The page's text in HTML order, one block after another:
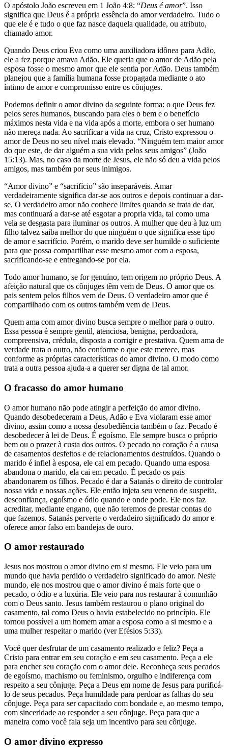
O apóstolo João escreveu em 1 João 4:8: “Deus é amor”. Isso
significa que Deus é a própria essência do amor verdadeiro. Tudo o
que ele é e tudo o que faz nasce daquela qualidade, ou atributo,
chamado amor.
Quando Deus criou Eva como uma auxiliadora idônea para Adão,
ele a fez porque amava Adão. Ele queria que o amor de Adão pela
esposa fosse o mesmo amor que ele sentia por Adão. Deus também
planejou que a família humana fosse propagada mediante o ato
íntimo de amor e compromisso entre os cônjuges.
Podemos definir o amor divino da seguinte forma: o que Deus fez
pelos seres humanos, buscando para eles o bem e o benefício
máximos nesta vida e na vida após a morte, embora o ser humano
não mereça nada. Ao sacrificar a vida na cruz, Cristo expressou o
amor de Deus no seu nível mais elevado. “Ninguém tem maior amor
do que este, de dar alguém a sua vida pelos seus amigos” (João
15:13). Mas, no caso da morte de Jesus, ele não só deu a vida pelos
amigos, mas também por seus inimigos.
“Amor divino” e “sacrifício” são inseparáveis. Amar
verdadeiramente significa dar-se aos outros e depois continuar a dar-
se. O verdadeiro amor não conhece limites quando se trata de dar,
mas continuará a dar-se até esgotar a propria vida, tal como uma
vela se desgasta para iluminar os outros. A mulher que deu à luz um
filho talvez saiba melhor do que ninguém o que significa esse tipo
de amor e sacrifício. Porém, o marido deve ser humilde o suficiente
para que possa compartilhar esse mesmo amor com a esposa,
sacrificando-se e entregando-se por ela.
Todo amor humano, se for genuíno, tem origem no próprio Deus. A
afeição natural que os cônjuges têm vem de Deus. O amor que os
pais sentem pelos filhos vem de Deus. O verdadeiro amor que é
compartilhado com os outros também vem de Deus.
Quem ama com amor divino busca sempre o melhor para o outro.
Essa pessoa é sempre gentil, atenciosa, benigna, perdoadora,
compreensiva, crédula, disposta a corrigir e prestativa. Quem ama de
verdade trata o outro, não conforme o que este merece, mas
conforme as próprias características do amor divino. O modo como
trata a outra pessoa ajuda-a a querer ser digna de tal amor.
O fracasso do amor humano
O amor humano não pode atingir a perfeição do amor divino.
Quando desobedeceram a Deus, Adão e Eva violaram esse amor
divino, assim como a nossa desobediência também o faz. Pecado é
desobedecer à lei de Deus. É egoísmo. Ele sempre busca o próprio
bem ou o prazer à custa dos outros. O pecado no coração é a causa
de casamentos desfeitos e de relacionamentos destruídos. Quando o
marido é infiel à esposa, ele cai em pecado. Quando uma esposa
abandona o marido, ela cai em pecado. É pecado os pais
abandonarem os filhos. Pecado é dar a Satanás o direito de controlar
nossa vida e nossas ações. Ele então injeta seu veneno de suspeita,
desconfiança, egoísmo e ódio quando e onde pode. Ele nos faz
acreditar, mediante engano, que não teremos de prestar contas do
que fazemos. Satanás perverte o verdadeiro significado do amor e
oferece amor falso em bandejas de ouro.
O amor restaurado
Jesus nos mostrou o amor divino em si mesmo. Ele veio para um
mundo que havia perdido o verdadeiro significado do amor. Neste
mundo, ele nos mostrou que o amor divino é mais forte que o
pecado, o ódio e a luxúria. Ele veio para nos restaurar à comunhão
com o Deus santo. Jesus também restaurou o plano original do
casamento, tal como Deus o havia estabelecido no princípio. Ele
tornou possível a um homem amar a esposa como a si mesmo e a
uma mulher respeitar o marido (ver Efésios 5:33).
Você quer desfrutar de um casamento realizado e feliz? Peça a
Cristo para entrar em seu coração e em seu casamento. Peça a ele
para encher seu coração com o amor dele. Reconheça seus pecados
de egoísmo, machismo ou feminismo, orgulho e indiferença com
respeito a seu cônjuge. Peça a Deus em nome de Jesus para purificá-
lo de seus pecados. Peça humildade para perdoar as falhas do seu
cônjuge. Peça para ser capacitado com bondade e, ao mesmo tempo,
com sinceridade ao responder a seu cônjuge. Peça para que a
maneira como você fala seja um incentivo para seu cônjuge.
O amor divino expresso